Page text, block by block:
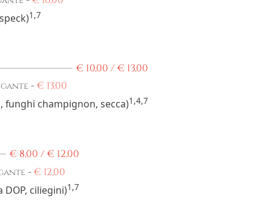
1,7
€ 10,00 / € 13,00
-€ 13,00
champignon, secca)1,4,7
€ 8,00 / € 12,00
-€ 12,00
DOP, ciliegini)1,7